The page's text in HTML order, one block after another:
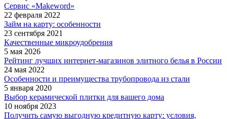
Сервис «Makeword»
22 февраля 2022
Займ на карту: особенности
23 сентября 2021
Качественные микроудобрения
5 мая 2026
Рейтинг лучших интернет-магазинов элитного белья в России
24 мая 2022
Особенности и преимущества трубопровода из стали
5 января 2020
Выбор керамической плитки для вашего дома
10 ноября 2023
Получить самую выгодную кредитную карту: условия,